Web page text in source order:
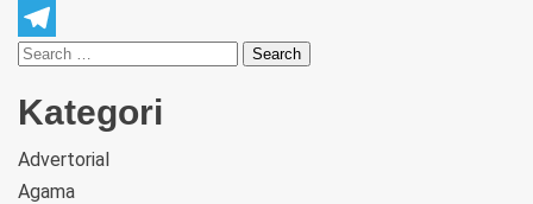
WhatsApp
Telegram
Kategori
Advertorial
Agama